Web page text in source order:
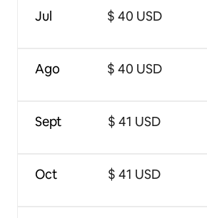
Jul
Ago
Sept
Oct
$ 40 USD
$ 40 USD
$ 41 USD
$ 41 USD